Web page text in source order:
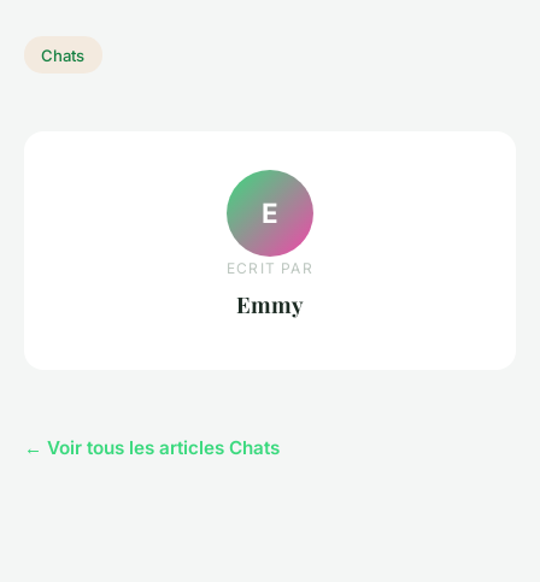
Chats
E
ECRIT PAR
Emmy
← Voir tous les articles Chats